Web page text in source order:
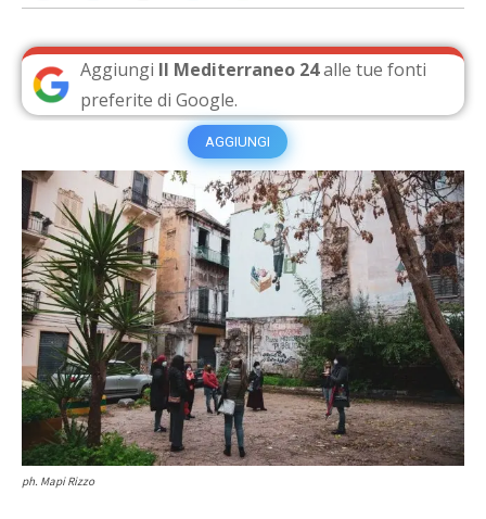
Aggiungi Il Mediterraneo 24alle tue fonti
preferite di Google.
AGGIUNGI
ph. Mapi Rizzo